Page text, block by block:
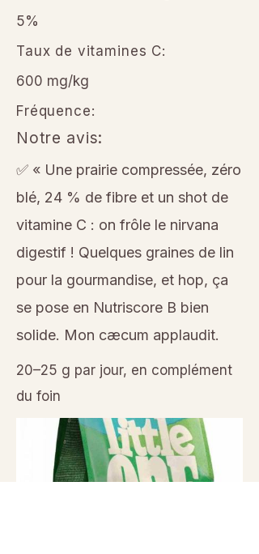
5%
Taux de vitamines C:
600 mg/kg
Fréquence:
Notre avis:
✅ « Une prairie compressée, zéro
blé, 24 % de fibre et un shot de
vitamine C : on frôle le nirvana
digestif ! Quelques graines de lin
pour la gourmandise, et hop, ça
se pose en Nutriscore B bien
solide. Mon cæcum applaudit.
20–25 g par jour, en complément
du foin